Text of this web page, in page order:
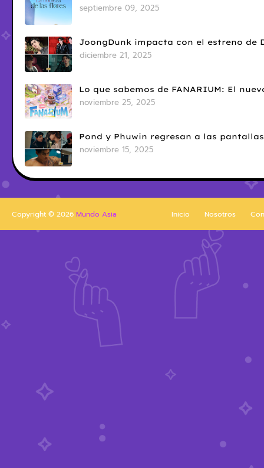
septiembre 09, 2025
JoongDunk impacta con el estreno de
diciembre 21, 2025
Lo que sabemos de FANARIUM: El
noviembre 25, 2025
Pond y Phuwin regresan a las
noviembre 15, 2025
Inicio Nosotros
Copyright © 2026 Mundo Asia